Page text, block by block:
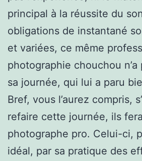
principal à la réussite du
obligations de instantané
et variées, ce même
photographie chouchou n’a
sa journée, qui lui a paru
Bref, vous l’aurez compris,
refaire cette journée, ils
photographe pro. Celui-ci,
idéal, par sa pratique des